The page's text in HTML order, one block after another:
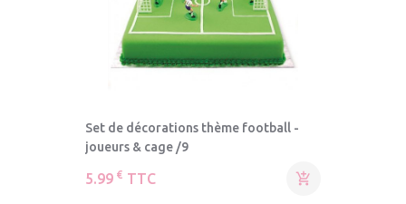
Set de décorations thème football -
joueurs & cage /9
5.99 € TTC 